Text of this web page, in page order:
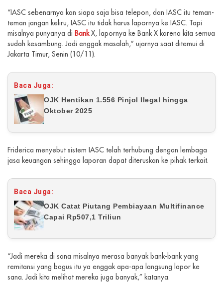
“IASC sebenarnya kan siapa saja bisa telepon, dan IASC itu teman-
teman jangan keliru, IASC itu tidak harus lapornya ke IASC. Tapi
misalnya punyanya di BankX, lapornya ke Bank X karena kita semua
sudah kesambung. Jadi enggak masalah,” ujarnya saat ditemui di
Jakarta Timur, Senin (10/11).
Baca Juga:
OJK Hentikan 1.556 Pinjol Ilegal hingga
Oktober 2025
Friderica menyebut sistem IASC telah terhubung dengan lembaga
jasa keuangan sehingga laporan dapat diteruskan ke pihak terkait.
Baca Juga:
OJK Catat Piutang Pembiayaan Multifinance
Capai Rp507,1 Triliun
“Jadi mereka di sana misalnya merasa banyak bank-bank yang
remitansi yang bagus itu ya enggak apa-apa langsung lapor ke
sana. Jadi kita melihat mereka juga banyak,” katanya.